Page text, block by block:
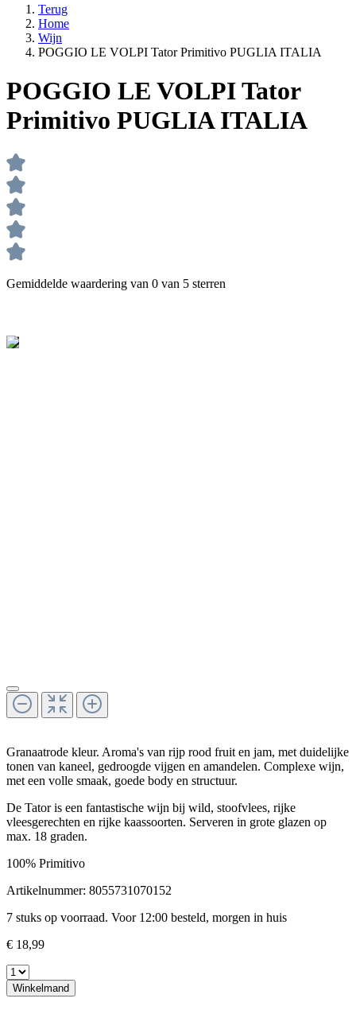
Terug
Home
Wijn
POGGIO LE VOLPI Tator Primitivo PUGLIA ITALIA
POGGIO LE VOLPI Tator
Primitivo PUGLIA ITALIA
Gemiddelde waardering van 0 van 5 sterren
Granaatrode kleur. Aroma's van rijp rood fruit en jam, met duidelijke
tonen van kaneel, gedroogde vijgen en amandelen. Complexe wijn,
met een volle smaak, goede body en structuur.
De Tator is een fantastische wijn bij wild, stoofvlees, rijke
vleesgerechten en rijke kaassoorten. Serveren in grote glazen op
max. 18 graden.
100% Primitivo
Artikelnummer: 8055731070152
7 stuks op voorraad. Voor 12:00 besteld, morgen in huis
€ 18,99
Winkelmand